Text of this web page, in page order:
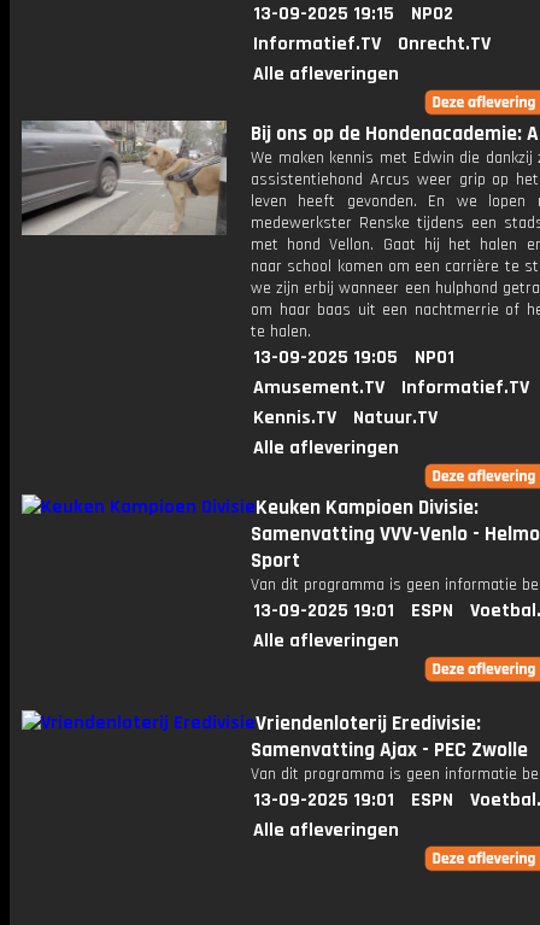
13-09-2025 19:15
NPO2
Informatief.TV
Onrecht.TV
Alle afleveringen
Bij ons op de Hondenacademie:
We maken kennis met Edwin die dankzij
assistentiehond Arcus weer grip op
leven heeft gevonden. En we lopen
medewerkster Renske tijdens een
met hond Vellon. Gaat hij het halen
naar school komen om een carrière te
we zijn erbij wanneer een hulphond
om haar baas uit een nachtmerrie of
te halen.
13-09-2025 19:05
NPO1
Amusement.TV
Informatief.TV
Kennis.TV
Natuur.TV
Alle afleveringen
Keuken Kampioen Divisie:
Samenvatting VVV-Venlo -
Sport
Van dit programma is geen informatie
13-09-2025 19:01 ESPN
Alle afleveringen
Vriendenloterij Eredivisie:
Samenvatting Ajax - PEC Zwolle
Van dit programma is geen informatie
13-09-2025 19:01 ESPN
Alle afleveringen